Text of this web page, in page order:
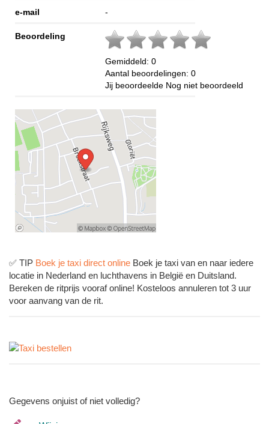
e-mail -
Beoordeling
Gemiddeld: 0
Aantal beoordelingen: 0
Jij beoordeelde Nog niet beoordeeld
✅ TIP Boek je taxi direct online Boek je taxi van en naar iedere
locatie in Nederland en luchthavens in België en Duitsland.
Bereken de ritprijs vooraf online! Kosteloos annuleren tot 3 uur
voor aanvang van de rit.
Gegevens onjuist of niet volledig?